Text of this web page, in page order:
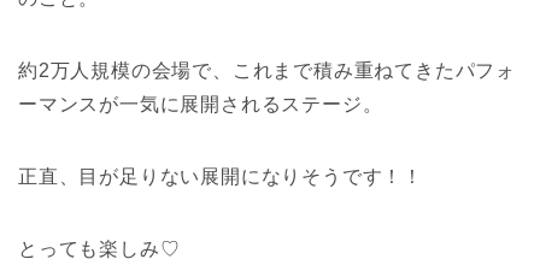
約2万人規模の会場で、これまで積み重ねてきたパフォ
ーマンスが一気に展開されるステージ。
正直、目が足りない展開になりそうです！！
とっても楽しみ♡